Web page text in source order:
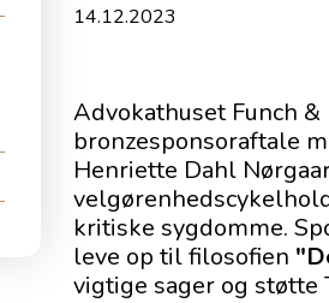
14.12.2023
Advokathuset Funch
bronzesponsoraftale
Henriette Dahl
kritiske sygdomme.
leve op til filosofien
vigtige sager og støtte